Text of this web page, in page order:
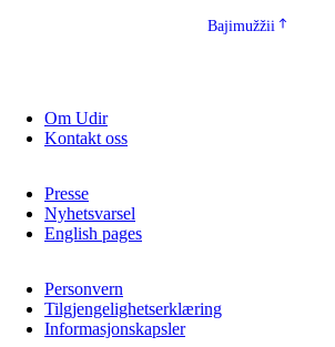
Bajimužžii
Om Udir
Kontakt oss
Presse
Nyhetsvarsel
English pages
Personvern
Tilgjengelighetserklæring
Informasjonskapsler